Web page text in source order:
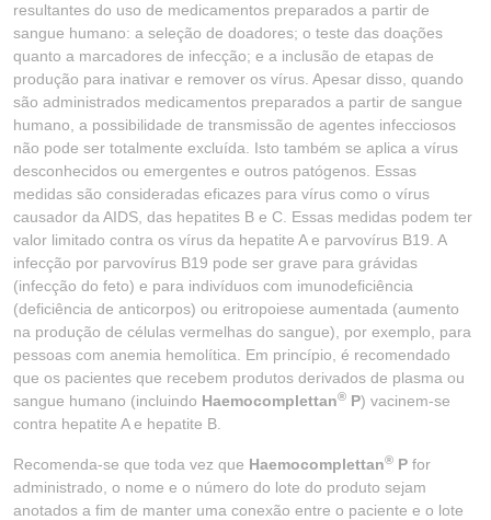
resultantes do uso de medicamentos preparados a partir de
sangue humano: a seleção de doadores; o teste das doações
quanto a marcadores de infecção; e a inclusão de etapas de
produção para inativar e remover os vírus. Apesar disso, quando
são administrados medicamentos preparados a partir de sangue
humano, a possibilidade de transmissão de agentes infecciosos
não pode ser totalmente excluída. Isto também se aplica a vírus
desconhecidos ou emergentes e outros patógenos. Essas
medidas são consideradas eficazes para vírus como o vírus
causador da AIDS, das hepatites B e C. Essas medidas podem ter
valor limitado contra os vírus da hepatite A e parvovírus B19. A
infecção por parvovírus B19 pode ser grave para grávidas
(infecção do feto) e para indivíduos com imunodeficiência
(deficiência de anticorpos) ou eritropoiese aumentada (aumento
na produção de células vermelhas do sangue), por exemplo, para
pessoas com anemia hemolítica. Em princípio, é recomendado
que os pacientes que recebem produtos derivados de plasma ou
sangue humano (incluindo Haemocomplettan® P) vacinem-se
contra hepatite A e hepatite B.
Recomenda-se que toda vez que Haemocomplettan® P for
administrado, o nome e o número do lote do produto sejam
anotados a fim de manter uma conexão entre o paciente e o lote